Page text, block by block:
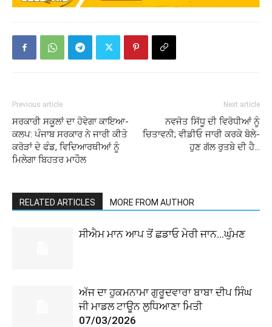
Previous article
ਸਰਕਾਰੀ ਸਕੂਲਾਂ ਦਾ ਹੋਵੇਗਾ ਕਾਇਆ-
ਕਲਪ: ਪੰਜਾਬ ਸਰਕਾਰ ਨੇ ਜਾਰੀ ਕੀਤੇ
ਕਰੋੜਾਂ ਦੇ ਫੰਡ, ਵਿਦਿਆਰਥੀਆਂ ਨੂੰ
ਮਿਲੇਗਾ ਬਿਹਤਰ ਮਾਹੌਲ
Next article
ਨਵਜੋਤ ਸਿੱਧੂ ਦੀ ਵਿਰੋਧੀਆਂ ਨੂੰ
ਚਿਤਾਵਨੀ; ਵੀਡੀਓ ਜਾਰੀ ਕਰਕੇ ਬੋਲੇ-
ਹੁਣ ਗੱਲ ਰੁਤਬੇ ਦੀ ਹੈ…
RELATED ARTICLES MORE FROM AUTHOR
ਸੀਐਮ ਮਾਨ ਆਪ ਤੋਂ ਛਡਾਓ ਮੇਰੀ ਜਾਨ…ਘੁੰਮਣ
ਅੱਜ ਦਾ ਹੁਕਮਨਾਮਾ ਗੁਰੂਦਵਾਰਾ ਬਾਬਾ ਦੀਪ ਸਿੰਘ
ਜੀ ਮਾਡਲ ਟਾਊਨ ਲੁਧਿਆਣਾ ਮਿਤੀ
07/03/2026